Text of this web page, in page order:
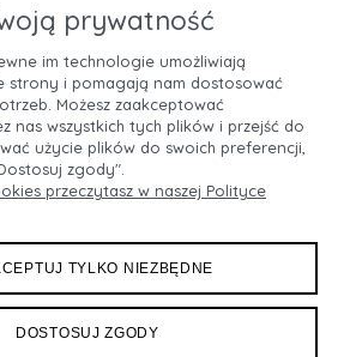
POMOC
MOJE KONTO
INFORMACJE
O NAS
prywatność
im technologie umożliwiają
strony i pomagają nam dostosować
Możesz zaakceptować
nas wszystkich tych plików i przejść do
użycie plików do swoich preferencji,
zgody".
przeczytasz w naszej Polityce
TYLKO NIEZBĘDNE
DOSTOSUJ ZGODY